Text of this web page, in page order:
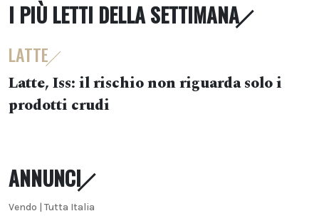
I PIÙ LETTI DELLA SETTIMANA
LATTE
Latte, Iss: il rischio non riguarda solo i
prodotti crudi
ANNUNCI
Vendo | Tutta Italia